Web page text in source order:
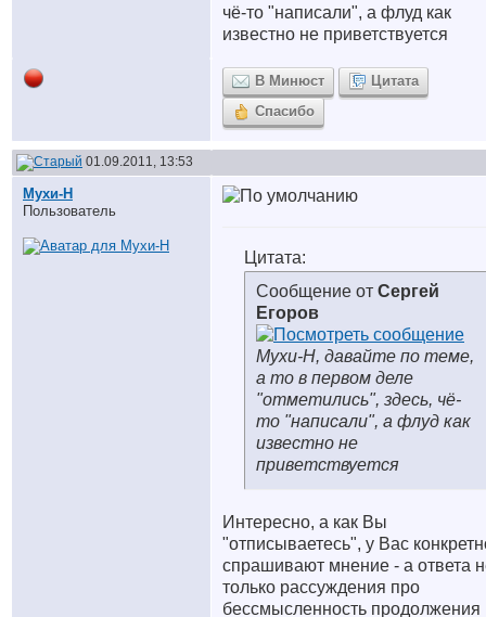
чё-то "написали", а флуд как
известно не приветствуется
В Минюст
Цитата
Спасибо
01.09.2011, 13:53
Мухи-Н
Пользователь
Цитата:
Сообщение от Сергей
Егоров
Мухи-Н, давайте по теме,
а то в первом деле
"отметились", здесь, чё-
то "написали", а флуд как
известно не
приветствуется
Интересно, а как Вы
"отписываетесь", у Вас
спрашивают мнение - а ответа
только рассуждения про
бессмысленность продолжения